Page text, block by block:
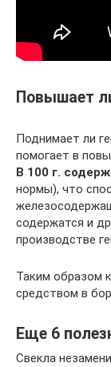
Повышает
Поднимает ли
помогает в
В 100 г.
нормы), что
содержатся и
производстве
Таким образом
средством в
Еще 6
Свекла